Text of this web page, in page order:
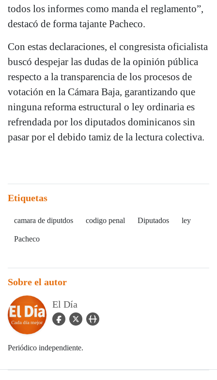
todos los informes como manda el reglamento”,
destacó de forma tajante Pacheco.
Con estas declaraciones, el congresista oficialista
buscó despejar las dudas de la opinión pública
respecto a la transparencia de los procesos de
votación en la Cámara Baja, garantizando que
ninguna reforma estructural o ley ordinaria es
refrendada por los diputados dominicanos sin
pasar por el debido tamiz de la lectura colectiva.
Etiquetas
camara de diputdos codigo penal Diputados ley
Pacheco
Sobre el autor
El Día
facebook Icon
twitter Iconuser_url Icon
Periódico independiente.